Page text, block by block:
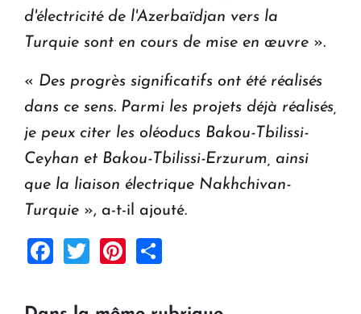
d'électricité de l'Azerbaïdjan vers la
Turquie sont en cours de mise en œuvre ».
« Des progrès significatifs ont été réalisés
dans ce sens. Parmi les projets déjà réalisés,
je peux citer les oléoducs Bakou-Tbilissi-
Ceyhan et Bakou-Tbilissi-Erzurum, ainsi
que la liaison électrique Nakhchivan-
Turquie », a-t-il ajouté.
Facebook
TwitterPinterest